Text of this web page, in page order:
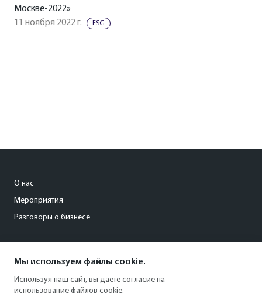
Москве-2022»
11 ноября 2022 г.
ESG
О нас
Мероприятия
Разговоры о бизнесе
+7 (495) 797-69-70
Мы используем файлы cookie.
Используя наш сайт, вы даете согласие на
использование файлов cookie.